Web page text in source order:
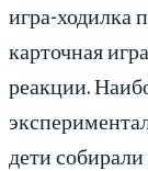
игра-ходилка
карточная
реакции.
дети